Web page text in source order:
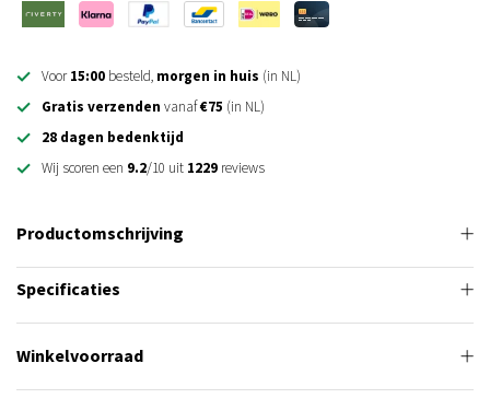
Voor15:00 besteld, morgen in huis (in NL)
Gratis verzenden vanaf€75 (in NL)
28 dagen bedenktijd
Wij scoren een 9.2/10 uit 1229 reviews
Productomschrijving
Specificaties
Winkelvoorraad